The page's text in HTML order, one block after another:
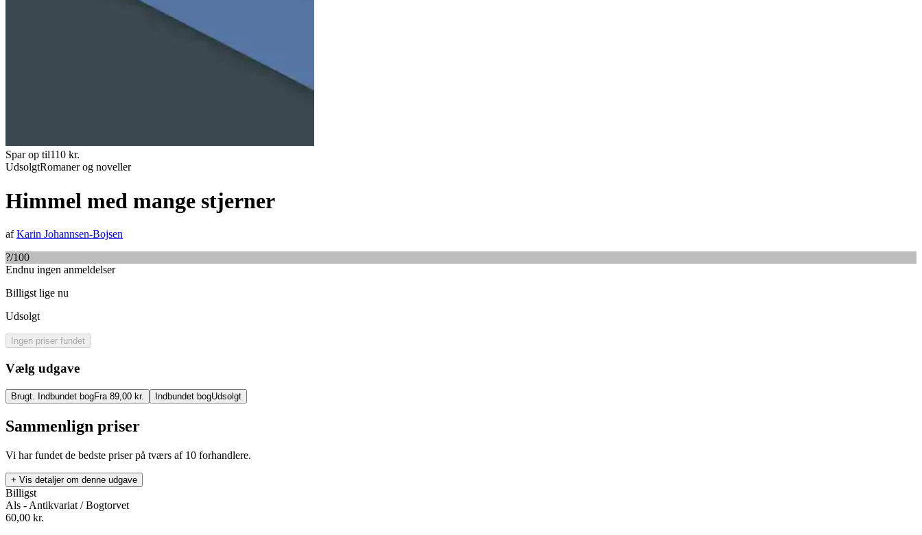
Spar op til110 kr.
UdsolgtRomaner og noveller
Himmel med mange stjerner
afKarin Johannsen-Bojsen
?/100
Endnu ingen anmeldelser
Billigst lige nu
Udsolgt
Ingen priser fundet
Vælg udgave
Brugt. Indbundet bogFra 89,00 kr. Indbundet bogUdsolgt
Sammenlign priser
Vi har fundet de bedste priser på tværs af 10 forhandlere.
+ Vis detaljer om denne udgave
Billigst
Als - Antikvariat / Bogtorvet
60,00 kr.